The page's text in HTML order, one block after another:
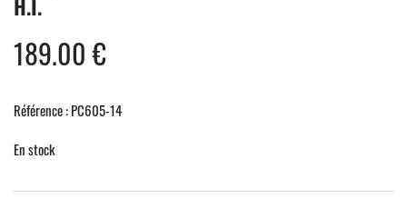
H.I.
189.00€
Référence : PC605-14
En stock